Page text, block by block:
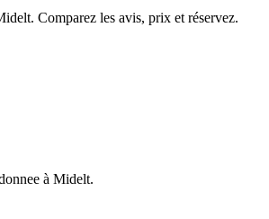
Comparez les avis, prix et réservez.
à Midelt.